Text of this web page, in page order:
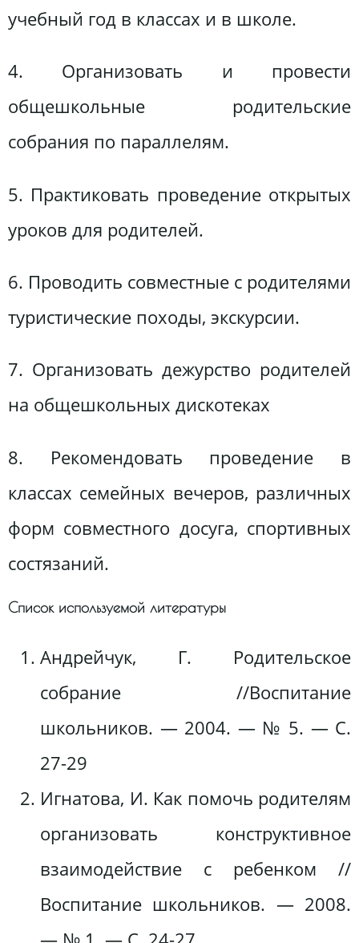
учебный год в классах и в школе.
4. Организовать и провести
общешкольные родительские
собрания по параллелям.
5. Практиковать проведение открытых
уроков для родителей.
6. Проводить совместные с родителями
туристические походы, экскурсии.
7. Организовать дежурство родителей
на общешкольных дискотеках
8. Рекомендовать проведение в
классах семейных вечеров, различных
форм совместного досуга, спортивных
состязаний.
Список используемой литературы
Андрейчук, Г. Родительское
собрание //Воспитание
школьников. — 2004. — № 5. — С.
27-29
Игнатова, И. Как помочь родителям
организовать конструктивное
взаимодействие с ребенком //
Воспитание школьников. — 2008.